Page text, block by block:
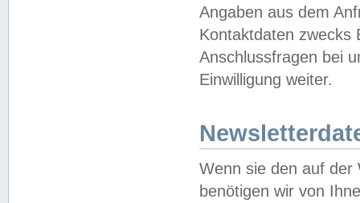
Angaben aus dem
Kontaktdaten zwecks
Anschlussfragen bei
Einwilligung weiter.
Wenn sie den auf der
benötigen wir von